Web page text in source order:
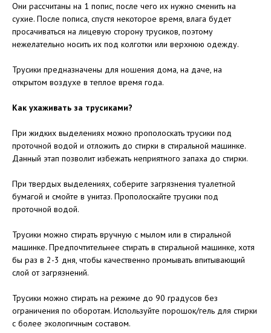
Они рассчитаны на 1 попис, после чего их нужно сменить на
сухие. После пописа, спустя некоторое время, влага будет
просачиваться на лицевую сторону трусиков, поэтому
нежелательно носить их под колготки или верхнюю одежду.
Трусики предназначены для ношения дома, на даче, на
открытом воздухе в теплое время года.
Как ухаживать за трусиками?
При жидких выделениях можно прополоскать трусики под
проточной водой и отложить до стирки в стиральной машинке.
Данный этап позволит избежать неприятного запаха до стирки.
При твердых выделениях, соберите загрязнения туалетной
бумагой и смойте в унитаз. Прополоскайте трусики под
проточной водой.
Трусики можно стирать вручную с мылом или в стиральной
машинке. Предпочтительнее стирать в стиральной машинке, хотя
бы раз в 2-3 дня, чтобы качественно промывать впитывающий
слой от загрязнений.
Трусики можно стирать на режиме до 90 градусов без
ограничения по оборотам. Используйте порошок/гель для стирки
с более экологичным составом.